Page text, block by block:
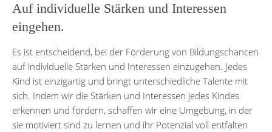
Auf individuelle Stärken und Interessen
eingehen.
Es ist entscheidend, bei der Förderung von Bildungschancen
auf individuelle Stärken und Interessen einzugehen. Jedes
Kind ist einzigartig und bringt unterschiedliche Talente mit
sich. Indem wir die Stärken und Interessen jedes Kindes
erkennen und fördern, schaffen wir eine Umgebung, in der
sie motiviert sind zu lernen und ihr Potenzial voll entfalten